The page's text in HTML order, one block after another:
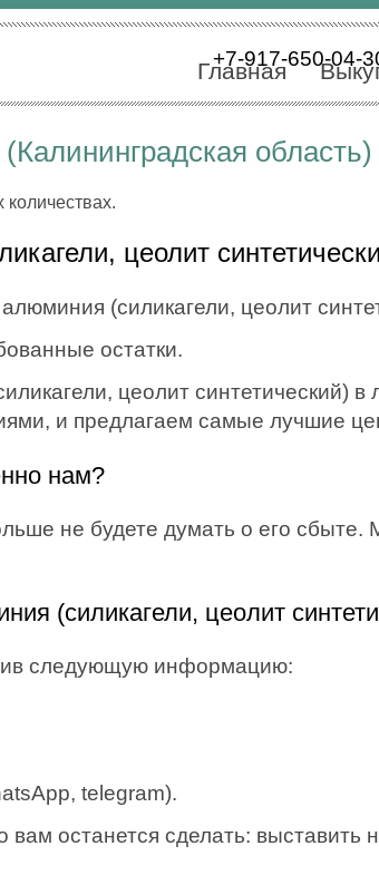
+7-917-650-04-
Главная
область)
цеолит
(силикагели, цеолит
остатки.
цеолит синтетический)
и предлагаем самые лучшие
нам?
не будете думать о его
(силикагели, цеолит
следующую информацию:
telegram).
останется сделать: выставить